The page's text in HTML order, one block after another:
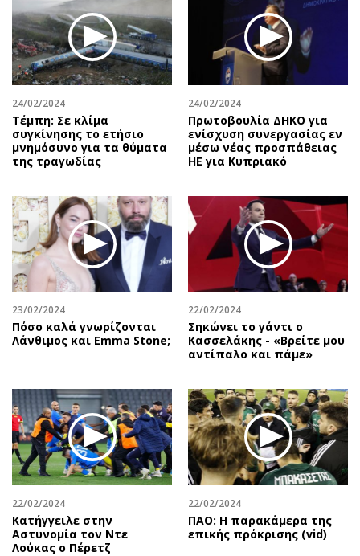
24/02/2024
Τέμπη: Σε κλίμα
συγκίνησης το ετήσιο
μνημόσυνο για τα θύματα
της τραγωδίας
24/02/2024
Πρωτοβουλία ΔΗΚΟ για
ενίσχυση συνεργασίας εν
μέσω νέας προσπάθειας
ΗΕ για Κυπριακό
23/02/2024
Πόσο καλά γνωρίζονται
Λάνθιμος και Emma Stone;
22/02/2024
Σηκώνει το γάντι ο
Κασσελάκης - «Βρείτε μου
αντίπαλο και πάμε»
22/02/2024
Κατήγγειλε στην
Αστυνομία τον Ντε
Λούκας ο Πέρετζ
22/02/2024
ΠΑΟ: Η παρακάμερα της
επικής πρόκρισης (vid)